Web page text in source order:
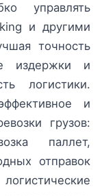
управлять
и другими
точность
издержки и
логистики.
и
грузов:
паллет,
отправок